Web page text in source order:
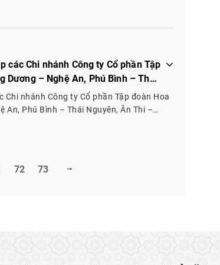
các Chi nhánh Công ty Cổ phần Tập
Dương – Nghệ An, Phú Bình – Thái
Định, Yên Lập – Phú Thọ
nhánh Công ty Cổ phần Tập đoàn Hoa
An, Phú Bình – Thái Nguyên, Ân Thi –
72 73